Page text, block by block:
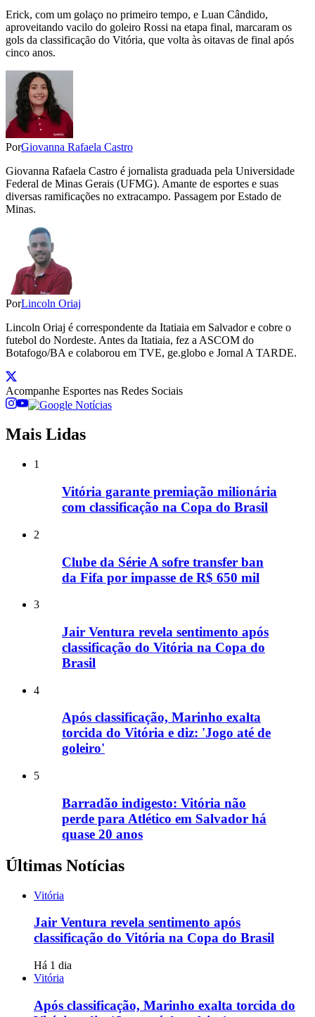
Erick, com um golaço no primeiro tempo, e Luan Cândido,
aproveitando vacilo do goleiro Rossi na etapa final, marcaram os
gols da classificação do Vitória, que volta às oitavas de final após
cinco anos.
PorGiovanna Rafaela Castro
Giovanna Rafaela Castro é jornalista graduada pela Universidade
Federal de Minas Gerais (UFMG). Amante de esportes e suas
diversas ramificações no extracampo. Passagem por Estado de
Minas.
PorLincoln Oriaj
Lincoln Oriaj é correspondente da Itatiaia em Salvador e cobre o
futebol do Nordeste. Antes da Itatiaia, fez a ASCOM do
Botafogo/BA e colaborou em TVE, ge.globo e Jornal A TARDE.
Acompanhe Esportes nas Redes Sociais
Mais Lidas
1
Vitória garante premiação milionária
com classificação na Copa do Brasil
2
Clube da Série A sofre transfer ban
da Fifa por impasse de R$ 650 mil
3
Jair Ventura revela sentimento após
classificação do Vitória na Copa do
Brasil
4
Após classificação, Marinho exalta
torcida do Vitória e diz: 'Jogo até de
goleiro'
5
Barradão indigesto: Vitória não
perde para Atlético em Salvador há
quase 20 anos
Últimas Notícias
Vitória
Jair Ventura revela sentimento após
classificação do Vitória na Copa do Brasil
Há 1 dia
Vitória
Após classificação, Marinho exalta torcida do